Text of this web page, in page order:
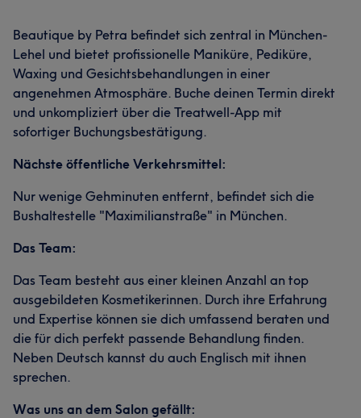
Beautique by Petra befindet sich zentral in München-
Lehel und bietet profissionelle Maniküre, Pediküre,
Waxing und Gesichtsbehandlungen in einer
angenehmen Atmosphäre. Buche deinen Termin direkt
und unkompliziert über die Treatwell-App mit
sofortiger Buchungsbestätigung.
Nächste öffentliche Verkehrsmittel:
Nur wenige Gehminuten entfernt, befindet sich die
Bushaltestelle "Maximilianstraße" in München.
Das Team:
Das Team besteht aus einer kleinen Anzahl an top
ausgebildeten Kosmetikerinnen. Durch ihre Erfahrung
und Expertise können sie dich umfassend beraten und
die für dich perfekt passende Behandlung finden.
Neben Deutsch kannst du auch Englisch mit ihnen
sprechen.
Was uns an dem Salon gefällt: